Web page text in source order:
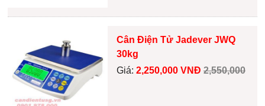
Cân Điện Tử Jadever JWQ
30kg
Giá: 2,250,000 VNĐ 2,550,000